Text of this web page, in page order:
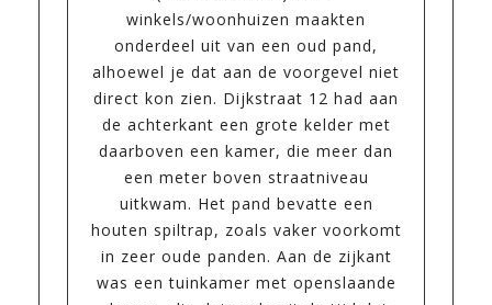
winkels/woonhuizen maakten
onderdeel uit van een oud pand,
alhoewel je dat aan de voorgevel niet
direct kon zien. Dijkstraat 12 had aan
de achterkant een grote kelder met
daarboven een kamer, die meer dan
een meter boven straatniveau
uitkwam. Het pand bevatte een
houten spiltrap, zoals vaker voorkomt
in zeer oude panden. Aan de zijkant
was een tuinkamer met openslaande